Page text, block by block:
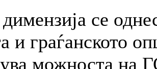
се
и граѓанското
можноста на